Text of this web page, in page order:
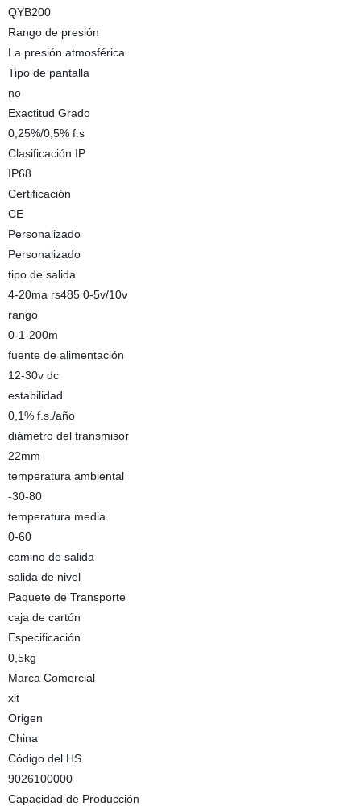
QYB200
Rango de presión
La presión atmosférica
Tipo de pantalla
no
Exactitud Grado
0,25%/0,5% f.s
Clasificación IP
IP68
Certificación
CE
Personalizado
Personalizado
tipo de salida
4-20ma rs485 0-5v/10v
rango
0-1-200m
fuente de alimentación
12-30v dc
estabilidad
0,1% f.s./año
diámetro del transmisor
22mm
temperatura ambiental
-30-80
temperatura media
0-60
camino de salida
salida de nivel
Paquete de Transporte
caja de cartón
Especificación
0,5kg
Marca Comercial
xit
Origen
China
Código del HS
9026100000
Capacidad de Producción